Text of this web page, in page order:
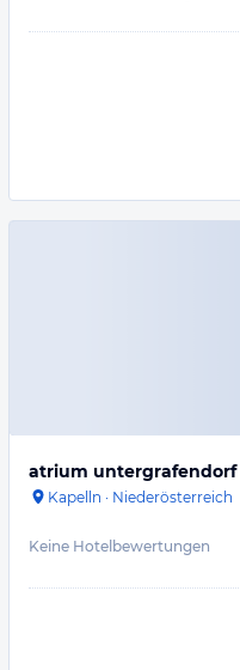
atrium untergrafendorf
Kapelln · Niederösterreich
Keine Hotelbewertungen